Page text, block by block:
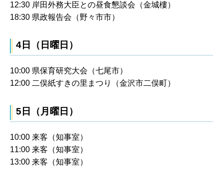
12:30 岸田外務大臣との昼食懇談会（金城樓）
18:30 県政報告会（野々市市）
4日（日曜日）
10:00 県保育研究大会（七尾市）
12:00 二俣紙すきの里まつり（金沢市二俣町）
5日（月曜日）
10:00 来客（知事室）
11:00 来客（知事室）
13:00 来客（知事室）